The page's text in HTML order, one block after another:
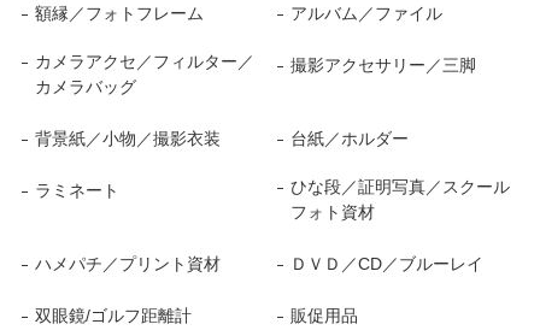
額縁／フォトフレーム アルバム／ファイル
カメラアクセ／フィルター／
カメラバッグ
撮影アクセサリー／三脚
背景紙／小物／撮影衣装 台紙／ホルダー
ラミネート
ひな段／証明写真／スクール
フォト資材
ハメパチ／プリント資材 ＤＶＤ／CD／ブルーレイ
双眼鏡/ゴルフ距離計 販促用品